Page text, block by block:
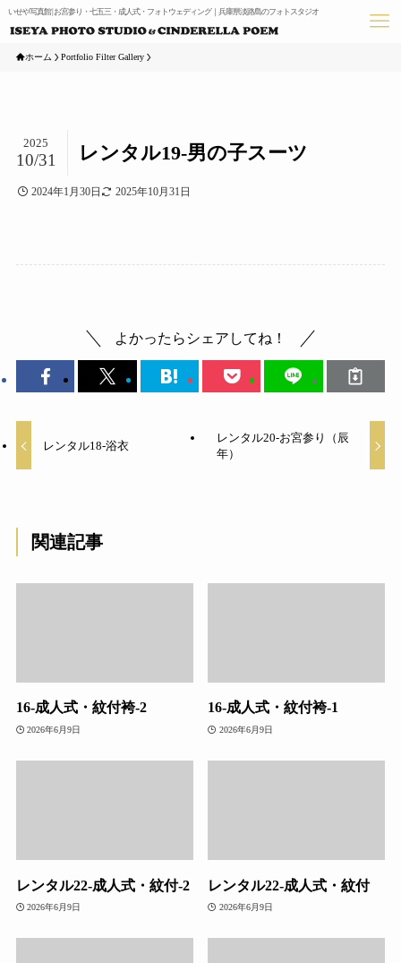
いせや写真館 | お宮参り・七五三・成人式・フォトウェディング｜兵庫県淡路島のフォトスタジオ
ホーム Portfolio Filter Gallery
レンタル19-男の子スーツ
2025
10/31
2024年1月30日 2025年10月31日
よかったらシェアしてね！
レンタル18-浴衣
レンタル20-お宮参り（辰
年）
関連記事
16-成人式・紋付袴-2
2026年6月9日
16-成人式・紋付袴-1
2026年6月9日
レンタル22-成人式・紋付-2
2026年6月9日
レンタル22-成人式・紋付
2026年6月9日